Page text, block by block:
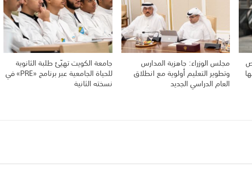
مجلس الوزراء: جاهزية المدارس
وتطوير التعليم أولوية مع انطلاق
العام الدراسي الجديد
جامعة الكويت تهيّئ طلبة الثانوية
للحياة الجامعية عبر برنامج «PRE» في
نسخته الثانية